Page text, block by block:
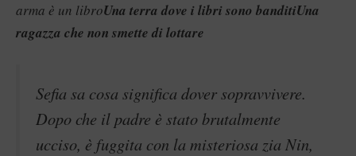
arma è un libroUna terra dove i libri sono banditiUna
ragazza che non smette di lottare
Sefia sa cosa significa dover sopravvivere.
Dopo che il padre è stato brutalmente
ucciso, è fuggita con la misteriosa zia Nin,